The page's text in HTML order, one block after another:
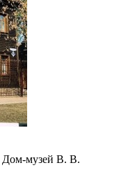
Дом-музей В. В.